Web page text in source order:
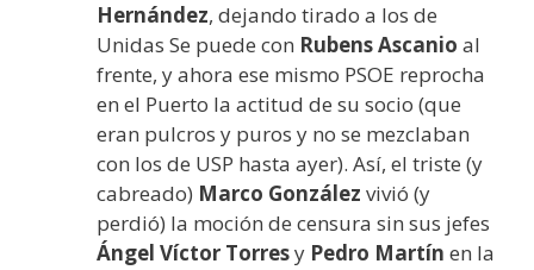
Hernández, dejando tirado a los de
Unidas Se puede con Rubens Ascanio al
frente, y ahora ese mismo PSOE reprocha
en el Puerto la actitud de su socio (que
eran pulcros y puros y no se mezclaban
con los de USP hasta ayer). Así, el triste (y
cabreado) Marco González vivió (y
perdió) la moción de censura sin sus jefes
Ángel Víctor Torresy Pedro Martín en la